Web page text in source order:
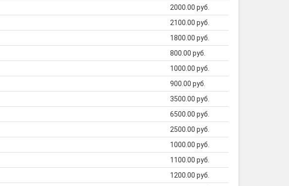
2000.00 руб.
2100.00 руб.
1800.00 руб.
800.00 руб.
1000.00 руб.
900.00 руб.
3500.00 руб.
6500.00 руб.
2500.00 руб.
1000.00 руб.
1100.00 руб.
1200.00 руб.